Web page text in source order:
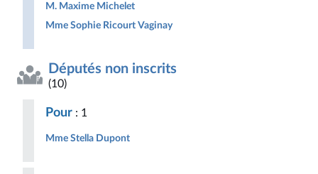
M. Maxime Michelet
Mme Sophie Ricourt Vaginay
Députés non inscrits
(10)
Pour : 1
Mme Stella Dupont